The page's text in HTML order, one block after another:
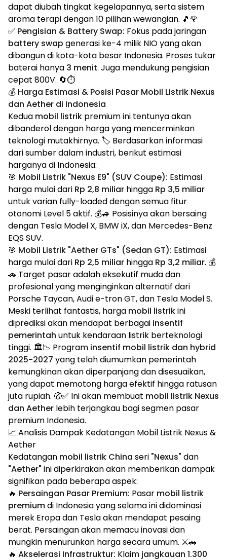
dapat diubah tingkat kegelapannya, serta sistem
aroma terapi dengan 10 pilihan wewangian. 🎵🌹
✅ Pengisian & Battery Swap: Fokus pada jaringan
battery swap generasi ke-4 milik NIO yang akan
dibangun di kota-kota besar Indonesia. Proses tukar
baterai hanya 3 menit. Juga mendukung pengisian
cepat 800V. 🔄⏱️
💰 Harga Estimasi & Posisi Pasar Mobil Listrik Nexus
dan Aether di Indonesia
Kedua mobil listrik premium ini tentunya akan
dibanderol dengan harga yang mencerminkan
teknologi mutakhirnya. 🏷️ Berdasarkan informasi
dari sumber dalam industri, berikut estimasi
harganya di Indonesia:
🎯 Mobil Listrik "Nexus E9" (SUV Coupe): Estimasi
harga mulai dari Rp 2,8 miliar hingga Rp 3,5 miliar
untuk varian fully-loaded dengan semua fitur
otonomi Level 5 aktif. 💰🚙 Posisinya akan bersaing
dengan Tesla Model X, BMW iX, dan Mercedes-Benz
EQS SUV.
🎯 Mobil Listrik "Aether GTs" (Sedan GT): Estimasi
harga mulai dari Rp 2,5 miliar hingga Rp 3,2 miliar. 💰
🚗 Target pasar adalah eksekutif muda dan
profesional yang menginginkan alternatif dari
Porsche Taycan, Audi e-tron GT, dan Tesla Model S.
Meski terlihat fantastis, harga mobil listrikini
diprediksi akan mendapat berbagai insentif
pemerintah untuk kendaraan listrik berteknologi
tinggi. 🏛️📉 Program insentif mobil listrik dan hybrid
2025-2027 yang telah diumumkan pemerintah
kemungkinan akan diperpanjang dan disesuaikan,
yang dapat memotong harga efektif hingga ratusan
juta rupiah. 🤑✅ Ini akan membuat mobil listrik Nexus
dan Aether lebih terjangkau bagi segmen pasar
premium Indonesia.
📈 Analisis Dampak Kedatangan Mobil Listrik Nexus &
Aether
Kedatangan mobil listrik China seri "Nexus" dan
"Aether" ini diperkirakan akan memberikan dampak
signifikan pada beberapa aspek:
🔥 Persaingan Pasar Premium: Pasar mobil listrik
premiumdi Indonesia yang selama ini didominasi
merek Eropa dan Tesla akan mendapat pesaing
berat. Persaingan akan memacu inovasi dan
mungkin menurunkan harga secara umum. ⚔️🚗
🔥 Akselerasi Infrastruktur: Klaim jangkauan 1.300